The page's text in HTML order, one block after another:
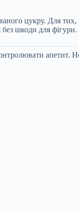
цукру. Для тих,
шкоди для фігури.
апетит.